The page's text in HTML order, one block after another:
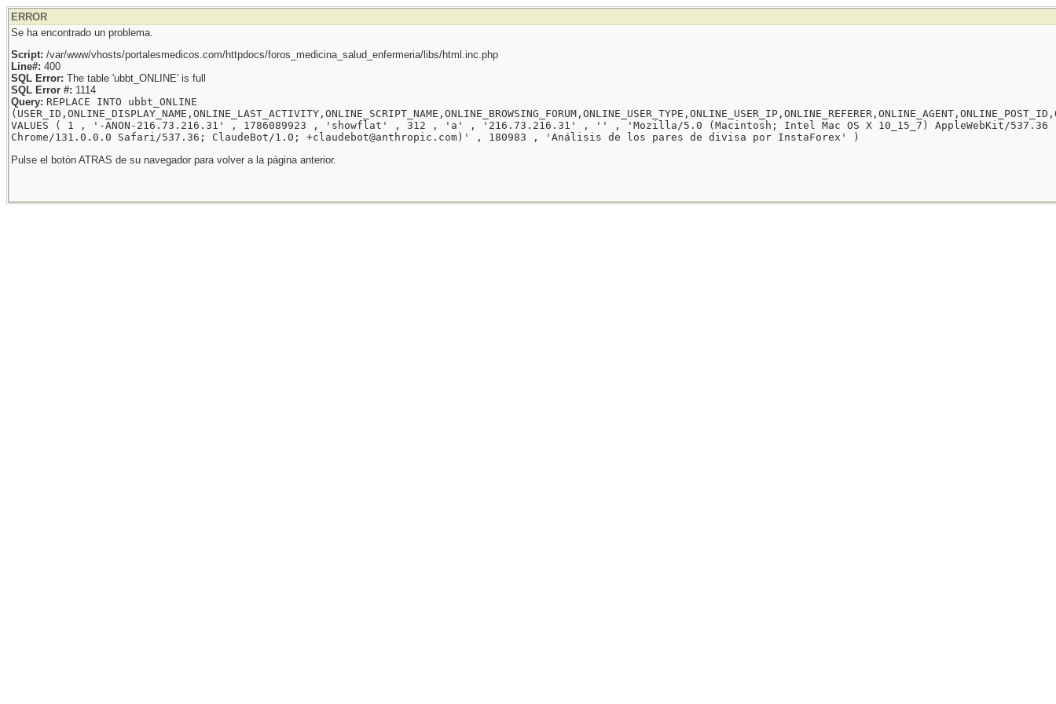
ERROR
Se ha encontrado un problema.
Script: /var/www/vhosts/portalesmedicos.com/httpdocs/foros_medicina_salud_enfermeria/libs/html.inc.php
Line#: 400
SQL Error: The table 'ubbt_ONLINE' is full
SQL Error #: 1114
Query: REPLACE INTO ubbt_ONLINE
VALUES ( 1 , '-ANON-216.73.216.31' , 1786089923 , 'showflat' , 312 , 'a' , '216.73.216.31' , '' , 'Mozilla/5.0 (Macintosh; Intel Mac OS X 10_15_7) AppleWebKit/537.36
Chrome/131.0.0.0 Safari/537.36; ClaudeBot/1.0; +claudebot@anthropic.com)' , 180983 , 'Análisis de los pares de divisa por InstaForex' )
Pulse el botón ATRAS de su navegador para volver a la página anterior.